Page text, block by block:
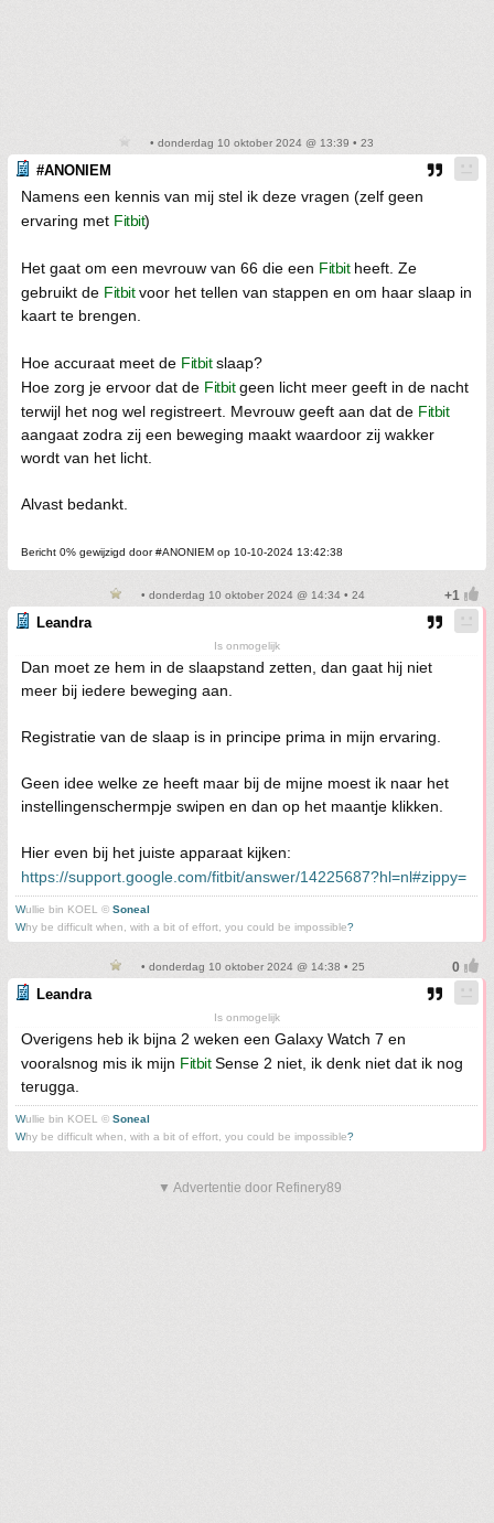
• donderdag 10 oktober 2024 @ 13:39 • 23
#ANONIEM
Namens een kennis van mij stel ik deze vragen (zelf geen
ervaring met Fitbit)
Het gaat om een mevrouw van 66 die een Fitbitheeft. Ze
gebruikt de Fitbitvoor het tellen van stappen en om haar slaap in
kaart te brengen.
Hoe accuraat meet de Fitbitslaap?
Hoe zorg je ervoor dat de Fitbitgeen licht meer geeft in de nacht
terwijl het nog wel registreert. Mevrouw geeft aan dat de Fitbit
aangaat zodra zij een beweging maakt waardoor zij wakker
wordt van het licht.
Alvast bedankt.
Bericht 0% gewijzigd door #ANONIEM op 10-10-2024 13:42:38
• donderdag 10 oktober 2024 @ 14:34 • 24
Leandra
Is onmogelijk
Dan moet ze hem in de slaapstand zetten, dan gaat hij niet
meer bij iedere beweging aan.
Registratie van de slaap is in principe prima in mijn ervaring.
Geen idee welke ze heeft maar bij de mijne moest ik naar het
instellingenschermpje swipen en dan op het maantje klikken.
Hier even bij het juiste apparaat kijken:
https://support.google.com/fitbit/answer/14225687?hl=nl#zippy=
Wullie bin KOEL © Soneal
Why be difficult when, with a bit of effort, you could be impossible?
• donderdag 10 oktober 2024 @ 14:38 • 25
Leandra
Is onmogelijk
Overigens heb ik bijna 2 weken een Galaxy Watch 7 en
vooralsnog mis ik mijn FitbitSense 2 niet, ik denk niet dat ik nog
terugga.
Wullie bin KOEL © Soneal
Why be difficult when, with a bit of effort, you could be impossible?
▼ Advertentie door Refinery89